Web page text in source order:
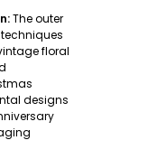
The outer
floral
designs